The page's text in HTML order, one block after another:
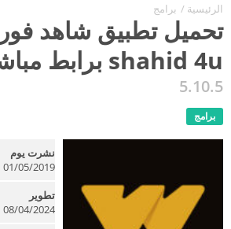
الرئيسية / برامج
تحميل تطبيق شاهد
shahid 4u برابط مباشر
5.10.5
برامج
نشرت يوم
01/05/2019
تطوير
08/04/2024